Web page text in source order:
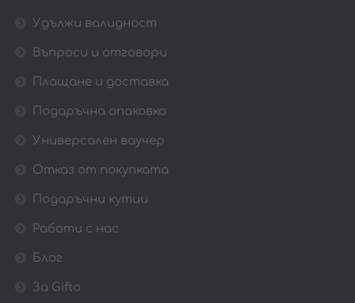
Удължи валидност
Въпроси и отговори
Плащане и доставка
Подаръчна опаковка
Универсален ваучер
Отказ от покупката
Подаръчни кутии
Работи с нас
Блог
За Gifto